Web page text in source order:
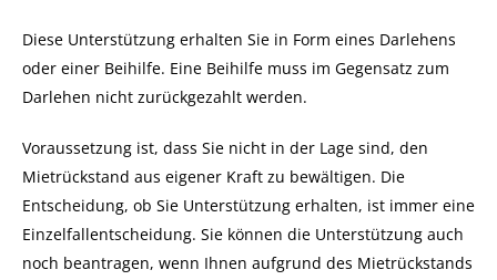
Diese Unterstützung erhalten Sie in Form eines Darlehens
oder einer Beihilfe. Eine Beihilfe muss im Gegensatz zum
Darlehen nicht zurückgezahlt werden.
Voraussetzung ist, dass Sie nicht in der Lage sind, den
Mietrückstand aus eigener Kraft zu bewältigen. Die
Entscheidung, ob Sie Unterstützung erhalten, ist immer eine
Einzelfallentscheidung. Sie können die Unterstützung auch
noch beantragen, wenn Ihnen aufgrund des Mietrückstands